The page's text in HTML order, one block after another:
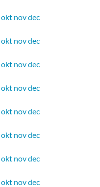
okt novdec
okt novdec
okt novdec
okt novdec
okt novdec
okt novdec
okt novdec
okt novdec